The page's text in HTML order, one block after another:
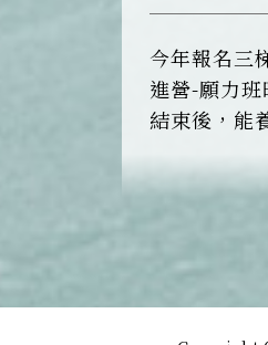
今年報名三
進營-願力
結束後，能
安定。